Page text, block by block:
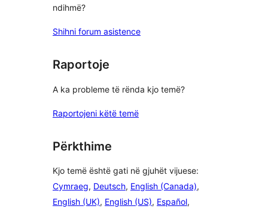
ndihmë?
Shihni forum asistence
Raportoje
A ka probleme të rënda kjo temë?
Raportojeni këtë temë
Përkthime
Kjo temë është gati në gjuhët vijuese:
Cymraeg, Deutsch, English (Canada),
English (UK), English (US), Español,